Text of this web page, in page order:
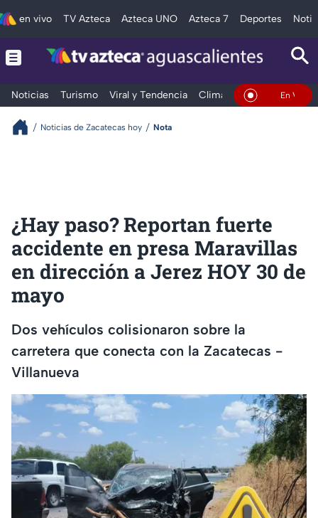
en vivo TV Azteca Azteca UNO Azteca 7 Deportes
Noticias Turismo Viral y Tendencia Clima Deportes En Vivo
Noticias de Zacatecas hoy Nota
¿Hay paso? Reportan fuerte
accidente en presa Maravillas
en dirección a Jerez HOY 30 de
mayo
Dos vehículos colisionaron sobre la
carretera que conecta con la Zacatecas -
Villanueva